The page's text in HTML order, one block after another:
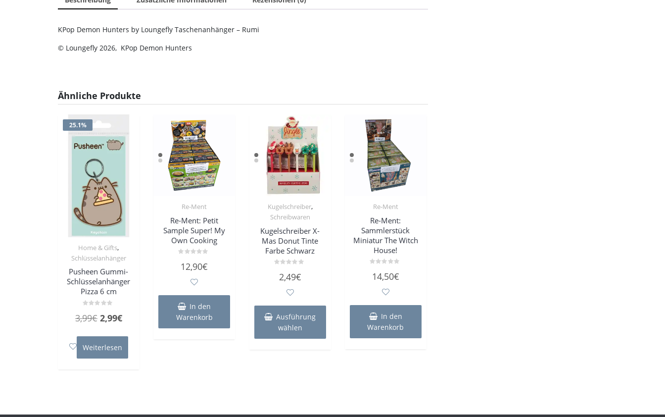
KPop Demon Hunters by Loungefly Taschenanhänger – Rumi
© Loungefly 2026, KPop Demon Hunters
Ähnliche Produkte
25.1%
Home & Gifts,
Schlüsselanhänger
Pusheen Gummi-
Schlüsselanhänger
Pizza 6 cm
mit
5
3,99€ Ursprünglicher
war:
3,99€
2,99€Aktueller
ist:
2,99€.
Weiterlesen
Re-Ment
Re-Ment: Petit
Sample Super! My
Own Cooking
mit
12,90€
In den
Warenkorb
Kugelschreiber,
Schreibwaren
Kugelschreiber X-
Mas Donut Tinte
Farbe Schwarz
mit2,49€
Ausführung
wählen
Dieses
Re-Ment
Re-Ment:
Sammlerstück
Miniatur The Witch
House!
mit
14,50€
In den
Warenkorb